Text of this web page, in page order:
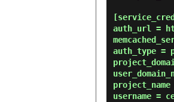
auth_url =
auth_type =
username =